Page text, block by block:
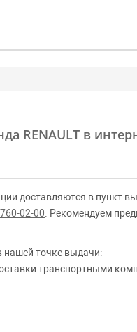
RENAULT в
доставляются в пункт
02-00 . Рекомендуем
нашей точке выдачи:
транспортными